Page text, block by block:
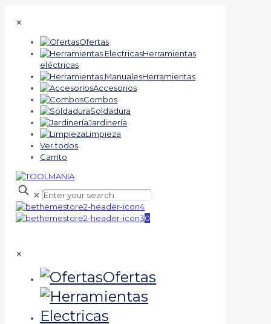
✕
Ofertas
Herramientas
eléctricas
Herramientas
Accesorios
Combos
Soldadura
Jardinería
Limpieza
Ver todos
Carrito
✕
0
✕
Ofertas